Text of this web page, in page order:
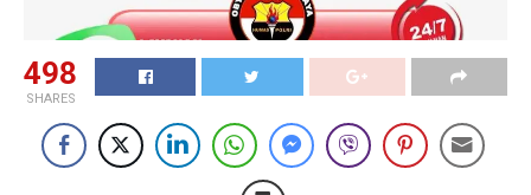
498
SHARES